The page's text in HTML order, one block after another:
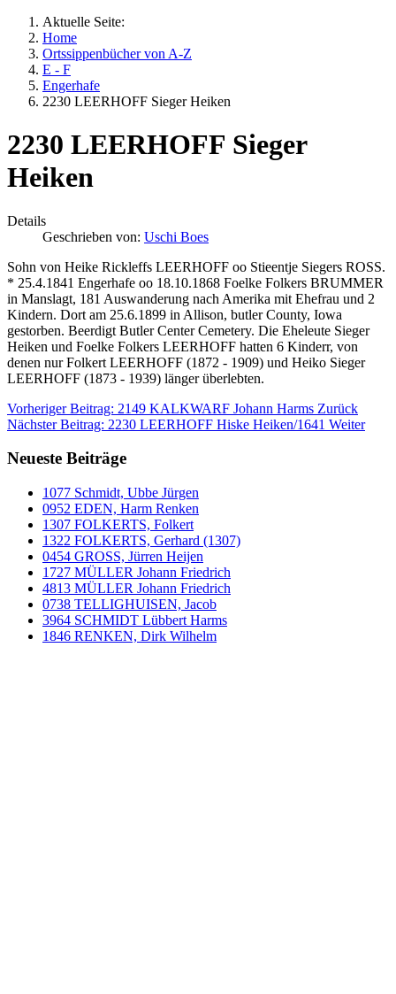
Aktuelle Seite:
Home
Ortssippenbücher von A-Z
E - F
Engerhafe
2230 LEERHOFF Sieger Heiken
2230 LEERHOFF Sieger
Heiken
Details
Geschrieben von: Uschi Boes
Sohn von Heike Rickleffs LEERHOFF oo Stieentje Siegers ROSS.
* 25.4.1841 Engerhafe oo 18.10.1868 Foelke Folkers BRUMMER
in Manslagt, 181 Auswanderung nach Amerika mit Ehefrau und 2
Kindern. Dort am 25.6.1899 in Allison, butler County, Iowa
gestorben. Beerdigt Butler Center Cemetery. Die Eheleute Sieger
Heiken und Foelke Folkers LEERHOFF hatten 6 Kinderr, von
denen nur Folkert LEERHOFF (1872 - 1909) und Heiko Sieger
LEERHOFF (1873 - 1939) länger überlebten.
Vorheriger Beitrag: 2149 KALKWARF Johann Harms Zurück
Nächster Beitrag: 2230 LEERHOFF Hiske Heiken/1641 Weiter
Neueste Beiträge
1077 Schmidt, Ubbe Jürgen
0952 EDEN, Harm Renken
1307 FOLKERTS, Folkert
1322 FOLKERTS, Gerhard (1307)
0454 GROSS, Jürren Heijen
1727 MÜLLER Johann Friedrich
4813 MÜLLER Johann Friedrich
0738 TELLIGHUISEN, Jacob
3964 SCHMIDT Lübbert Harms
1846 RENKEN, Dirk Wilhelm